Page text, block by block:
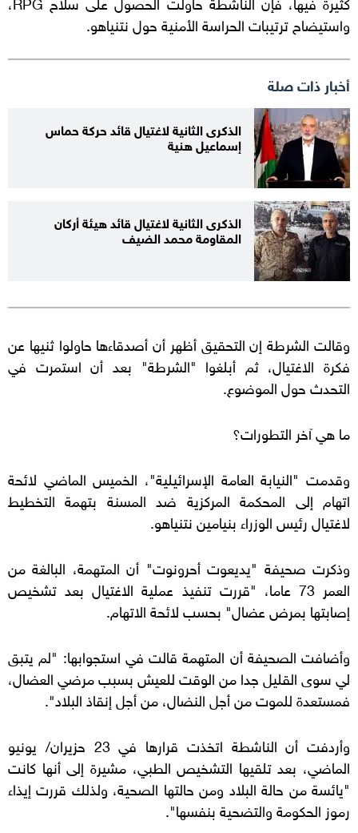
واستيضاح ترتيبات الحراسة الأمنية حول نتنياهو.
أخبار ذات صلة
الذكرى الثانية لاغتيال قائد حركة حماس
إسماعيل هنية
الذكرى الثانية لاغتيال قائد هيئة أركان
المقاومة محمد الضيف
وقالت الشرطة إن التحقيق أظهر أن أصدقاءها حاولوا ثنيها عن
فكرة الاغتيال، ثم أبلغوا "الشرطة" بعد أن استمرت في
التحدث حول الموضوع.
ما هي آخر التطورات؟
وقدمت "النيابة العامة الإسرائيلية"، الخميس الماضي لائحة
اتهام إلى المحكمة المركزية ضد المسنة بتهمة التخطيط
لاغتيال رئيس الوزراء بنيامين نتنياهو.
وذكرت صحيفة "يديعوت أحرونوت" أن المتهمة، البالغة من
العمر 73 عاما، "قررت تنفيذ عملية الاغتيال بعد تشخيص
إصابتها بمرض عضال" بحسب لائحة الاتهام.
وأضافت الصحيفة أن المتهمة قالت في استجوابها: "لم يتبق
لي سوى القليل جدا من الوقت للعيش بسبب مرضي العضال،
فمستعدة للموت من أجل النضال، من أجل إنقاذ البلاد".
وأردفت أن الناشطة اتخذت قرارها في 23 حزيران/ يونيو
الماضي، بعد تلقيها التشخيص الطبي، مشيرة إلى أنها كانت
"يائسة من حالة البلاد ومن حالتها الصحية، ولذلك قررت إيذاء
رموز الحكومة والتضحية بنفسها".